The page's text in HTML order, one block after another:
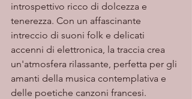
introspettivo ricco di dolcezza e
tenerezza. Con un affascinante
intreccio di suoni folk e delicati
accenni di elettronica, la traccia crea
un'atmosfera rilassante, perfetta per gli
amanti della musica contemplativa e
delle poetiche canzoni francesi.